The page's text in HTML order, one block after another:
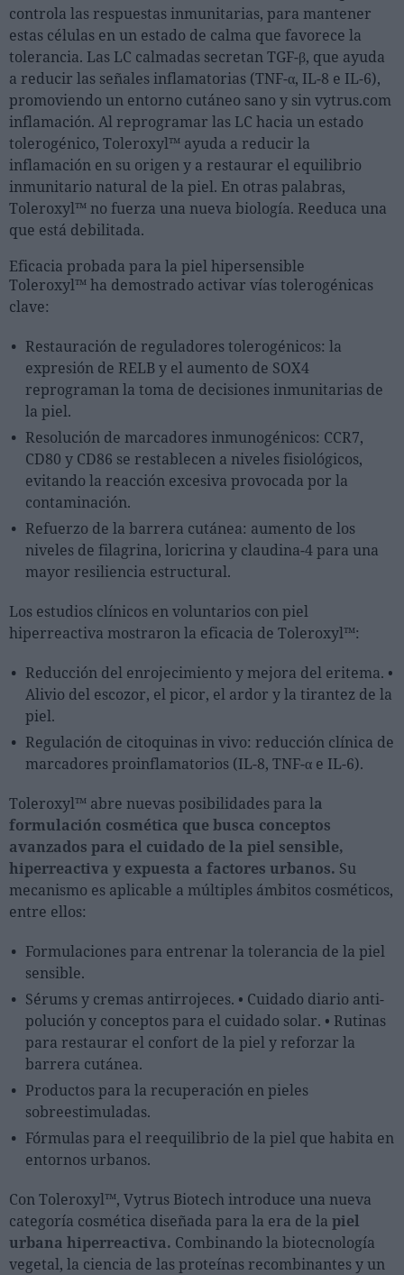
controla las respuestas inmunitarias, para mantener
estas células en un estado de calma que favorece la
tolerancia. Las LC calmadas secretan TGF-β, que ayuda
a reducir las señales inflamatorias (TNF-α, IL-8 e IL-6),
promoviendo un entorno cutáneo sano y sin vytrus.com
inflamación. Al reprogramar las LC hacia un estado
tolerogénico, Toleroxyl™ ayuda a reducir la
inflamación en su origen y a restaurar el equilibrio
inmunitario natural de la piel. En otras palabras,
Toleroxyl™ no fuerza una nueva biología. Reeduca una
que está debilitada.
Eficacia probada para la piel hipersensible
Toleroxyl™ ha demostrado activar vías tolerogénicas
clave:
Restauración de reguladores tolerogénicos: la
expresión de RELB y el aumento de SOX4
reprograman la toma de decisiones inmunitarias de
la piel.
Resolución de marcadores inmunogénicos: CCR7,
CD80 y CD86 se restablecen a niveles fisiológicos,
evitando la reacción excesiva provocada por la
contaminación.
Refuerzo de la barrera cutánea: aumento de los
niveles de filagrina, loricrina y claudina-4 para una
mayor resiliencia estructural.
Los estudios clínicos en voluntarios con piel
hiperreactiva mostraron la eficacia de Toleroxyl™:
Reducción del enrojecimiento y mejora del eritema. •
Alivio del escozor, el picor, el ardor y la tirantez de la
piel.
Regulación de citoquinas in vivo: reducción clínica de
marcadores proinflamatorios (IL-8, TNF-α e IL-6).
Toleroxyl™ abre nuevas posibilidades para la
formulación cosmética que busca conceptos
avanzados para el cuidado de la piel sensible,
hiperreactiva y expuesta a factores urbanos. Su
mecanismo es aplicable a múltiples ámbitos cosméticos,
entre ellos:
Formulaciones para entrenar la tolerancia de la piel
sensible.
Sérums y cremas antirrojeces. • Cuidado diario anti-
polución y conceptos para el cuidado solar. • Rutinas
para restaurar el confort de la piel y reforzar la
barrera cutánea.
Productos para la recuperación en pieles
sobreestimuladas.
Fórmulas para el reequilibrio de la piel que habita en
entornos urbanos.
Con Toleroxyl™, Vytrus Biotech introduce una nueva
categoría cosmética diseñada para la era de la piel
urbana hiperreactiva. Combinando la biotecnología
vegetal, la ciencia de las proteínas recombinantes y un